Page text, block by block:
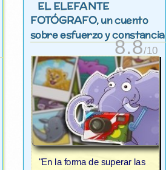
EL ELEFANTE
FOTÓGRAFO, un cuento
sobre esfuerzo y constancia
8.8/10
"En la forma de superar las